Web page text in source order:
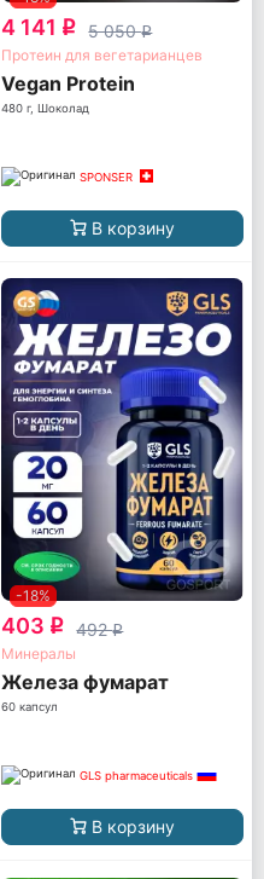
4 141 q 5 050q
Протеин для вегетарианцев
Vegan Protein
480 г, Шоколад
SPONSER
В корзину
-18%
403 q 492q
Минералы
Железа фумарат
60 капсул
GLS pharmaceuticals
В корзину